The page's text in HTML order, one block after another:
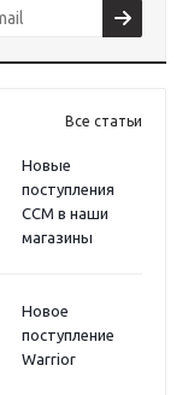
Все статьи
Новые
поступления
CCM в наши
магазины
Новое
поступление
Warrior